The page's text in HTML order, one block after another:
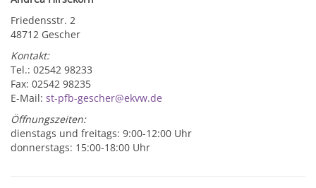
Friedensstr. 2
48712 Gescher
Kontakt:
Tel.: 02542 98233
Fax: 02542 98235
E-Mail: st-pfb-gescher@ekvw.de
Öffnungszeiten:
dienstags und freitags: 9:00-12:00 Uhr
donnerstags: 15:00-18:00 Uhr